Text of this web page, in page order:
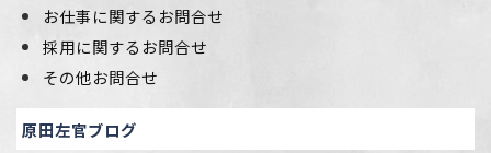
お仕事に関するお問合せ
採用に関するお問合せ
その他お問合せ
原田左官ブログ